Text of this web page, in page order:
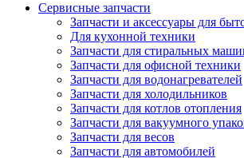
Сервисные запчасти
Запчасти и аксессуары для
Для кухонной техники
Запчасти для стиральных
Запчасти для офисной техники
Запчасти для водонагревателей
Запчасти для холодильников
Запчасти для котлов отопления
Запчасти для вакуумного
Запчасти для весов
Запчасти для автомобилей